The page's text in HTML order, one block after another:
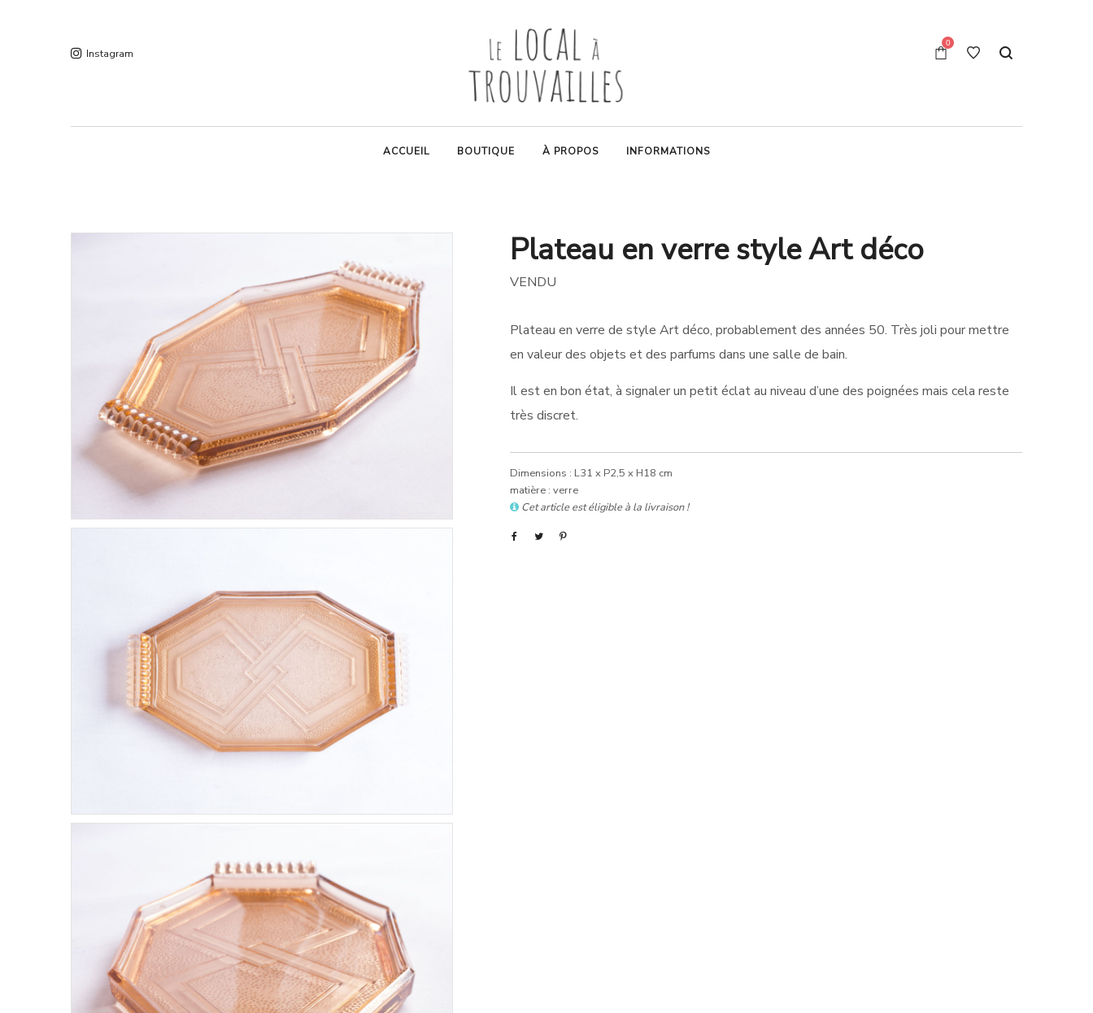
Instagram
0
ACCUEIL BOUTIQUE À PROPOS INFORMATIONS
Plateau en verre style Art déco
VENDU
Plateau en verre de style Art déco, probablement des années 50. Très joli pour mettre
en valeur des objets et des parfums dans une salle de bain.
Il est en bon état, à signaler un petit éclat au niveau d’une des poignées mais cela reste
très discret.
Dimensions : L31 x P2,5 x H18 cm
matière : verre
Cet article est éligible à la livraison !